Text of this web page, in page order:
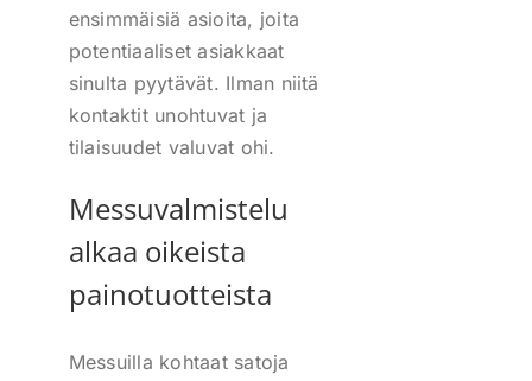
ensimmäisiä asioita, joita
potentiaaliset asiakkaat
sinulta pyytävät. Ilman niitä
kontaktit unohtuvat ja
tilaisuudet valuvat ohi.
Messuvalmistelu
alkaa oikeista
painotuotteista
Messuilla kohtaat satoja